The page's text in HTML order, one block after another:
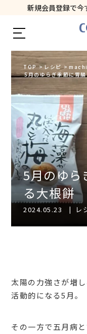
新規会員登録で今
TOP >レシピ >
5月のゆらぎ季節に胃
5月のゆら
る大根餅
2024.05.23 | レ
太陽の力強さが増
活動的になる5月。
その一方で五月病